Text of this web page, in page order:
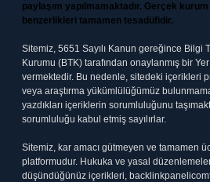
paylaşım yapılmamaktadır. Gerçek
benzerlikleri tamamen tesadüfidir.
Sitemiz, 5651 Sayılı Kanun gereğince Bilgi
Kurumu (BTK) tarafından onaylanmış bir
vermektedir. Bu nedenle, sitedeki içerikleri
veya araştırma yükümlülüğümüz
yazdıkları içeriklerin sorumluluğunu
sorumluluğu kabul etmiş sayılırlar.
Sitemiz, kar amacı gütmeyen ve tamamen
platformudur. Hukuka ve yasal
düşündüğünüz içerikleri,